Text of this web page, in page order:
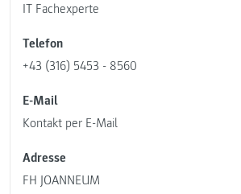
IT Fachexperte
Telefon
+43 (316) 5453 - 8560
E-Mail
Kontakt per E-Mail
Adresse
FH JOANNEUM